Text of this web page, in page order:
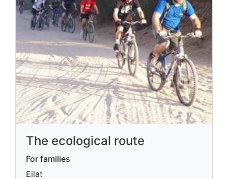
The ecological route
For families
Eilat